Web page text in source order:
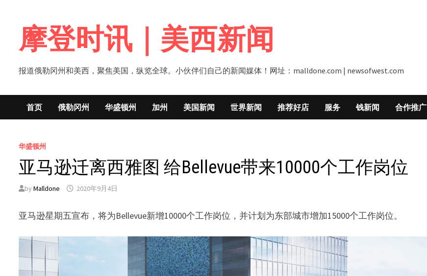
content摩登时讯｜美西新闻
报道俄勒冈州和美西，聚焦美国，纵览全球。小伙伴们自己的新闻媒体！网址：malldone.com | newsofwest.com
首页 俄勒冈州 华盛顿州 加州 美国新闻 世界新闻 推荐好店 服务 钱新闻 合作推广
华盛顿州
亚马逊迁离西雅图 给Bellevue带来10000个工作岗位
byMalldone 2020年9月4日
亚马逊星期五宣布，将为Bellevue新增10000个工作岗位，并计划为东部城市增加15000个工作岗位。